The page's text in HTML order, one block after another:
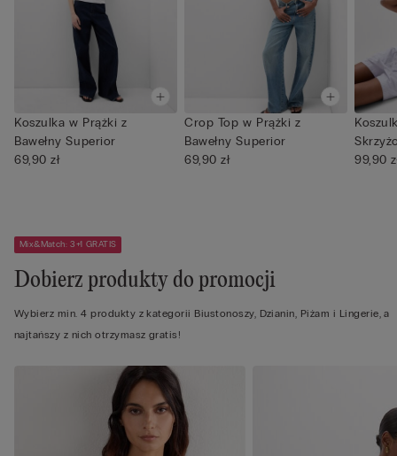
Koszulka w Prążki z
Bawełny Superior
69,90 zł
Crop Top w Prążki z
Bawełny Superior
69,90 zł
Baweł...
99,90
Mix&Match: 3+1 GRATIS
Dobierz produkty do promocji
Wybierz min. 4 produkty z kategorii Biustonoszy, Dzianin, Piżam i Lingerie, a
najtańszy z nich otrzymasz gratis!